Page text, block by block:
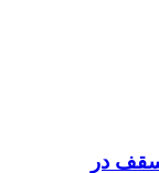
سقف در